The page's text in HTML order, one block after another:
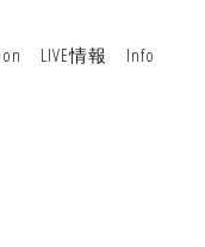
LIVE情報 Info